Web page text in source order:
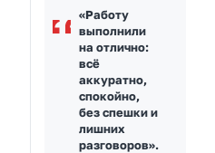
«Работу
выполнили
на отлично:
всё
аккуратно,
спокойно,
без спешки и
лишних
разговоров».